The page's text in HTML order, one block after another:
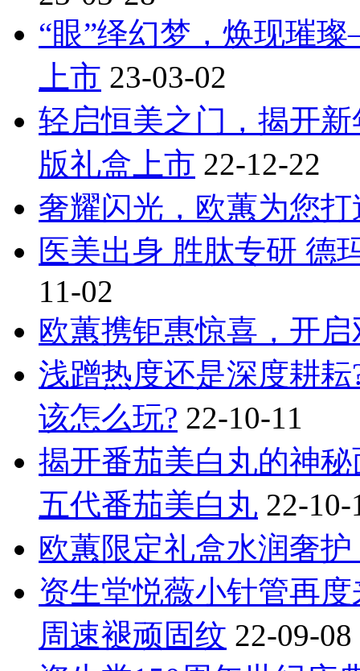
“眼”绎幻梦，焕现璀
上市 23-03-02
轻启恒美之门，揭开
版礼盒上市 22-12-22
奢耀闪光，欧蕙为您
医美出身 胜肽专研 德
11-02
欧蕙携钜惠惊喜，开
浅蹭热度还是深度耕
该怎么玩? 22-10-11
揭开番茄美白丸的神
五代番茄美白丸 22-10-
欧蕙限定礼盒水润奢
资生堂悦薇小针管再
周速褪顽固纹 22-09-08